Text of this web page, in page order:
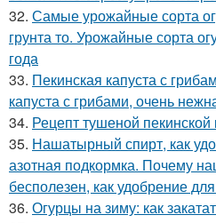
32. Самые урожайные сорта
грунта то. Урожайные сорта
года
33. Пекинская капуста с
капуста с грибами, очень
34. Рецепт тушеной пекинской
35. Нашатырный спирт, как
азотная подкормка. Почему
бесполезен, как удобрение
36. Огурцы на зиму: как